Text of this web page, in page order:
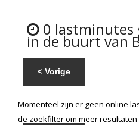
0 lastminutes
in de buurt van
< Vorige
Momenteel zijn er geen online
de zoekfilter om meer resultaten